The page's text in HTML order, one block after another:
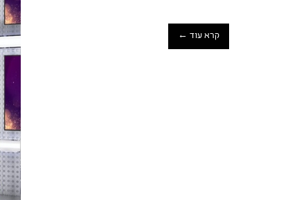
קרא עוד ←